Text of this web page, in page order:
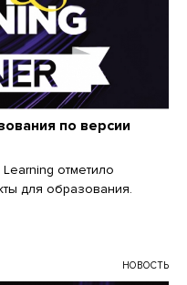
по версии
отметило
для образования.
НОВОСТЬ